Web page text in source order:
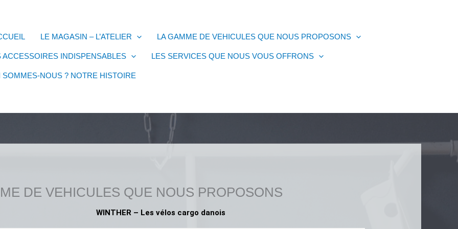
LE MAGASIN – L’ATELIER LA GAMME DE VEHICULES QUE NOUS PROPOSONS
ACCESSOIRES INDISPENSABLES LES SERVICES QUE NOUS VOUS OFFRONS
SOMMES-NOUS ? NOTRE HISTOIRE
DE VEHICULES QUE NOUS PROPOSONS
WINTHER – Les vélos cargo danois